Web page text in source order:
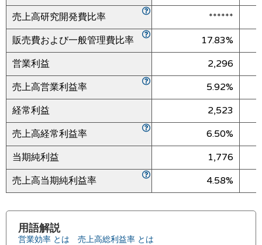
売上高研究開発費比率
******
販売費および一般管理費比率
17.83%
営業利益
2,296
売上高営業利益率
5.92%
経常利益
2,523
売上高経常利益率
6.50%
当期純利益
1,776
売上高当期純利益率
4.58%
用語解説
営業効率 とは
売上高総利益率 とは